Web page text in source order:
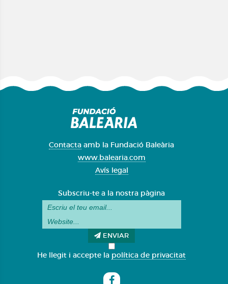
Contacta amb la Fundació Baleària
www.balearia.com
Avís legal
Subscriu-te a la nostra pàgina
ENVIAR
He llegit i accepte la política de privacitat